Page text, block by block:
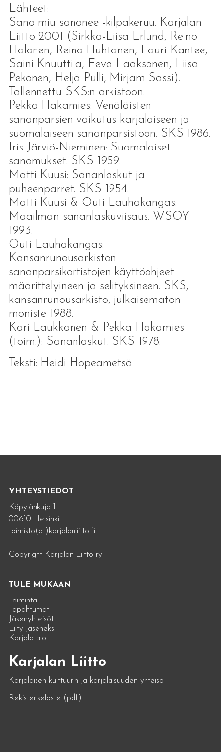
Lähteet:
Sano miu sanonee -kilpakeruu. Karjalan
Liitto 2001 (Sirkka-Liisa Erlund, Reino
Halonen, Reino Huhtanen, Lauri Kantee,
Saini Knuuttila, Eeva Laaksonen, Liisa
Pekonen, Heljä Pulli, Mirjam Sassi).
Tallennettu SKS:n arkistoon.
Pekka Hakamies: Venäläisten
sananparsien vaikutus karjalaiseen ja
suomalaiseen sananparsistoon. SKS 1986.
Iris Järviö-Nieminen: Suomalaiset
sanomukset. SKS 1959.
Matti Kuusi: Sananlaskut ja
puheenparret. SKS 1954.
Matti Kuusi & Outi Lauhakangas:
Maailman sananlaskuviisaus. WSOY
1993.
Outi Lauhakangas:
Kansanrunousarkiston
sananparsikortistojen käyttöohjeet
määrittelyineen ja selityksineen. SKS,
kansanrunousarkisto, julkaisematon
moniste 1988.
Kari Laukkanen & Pekka Hakamies
(toim.): Sananlaskut. SKS 1978.
Teksti: Heidi Hopeametsä
YHTEYSTIEDOT
Käpylänkuja 1
00610 Helsinki
toimisto(at)karjalanliitto.fi
Copyright Karjalan Liitto ry
TULE MUKAAN
Toiminta
Tapahtumat
Jäsenyhteisöt
Liity jäseneksi
Karjalatalo
Karjalan Liitto
Karjalaisen kulttuurin ja karjalaisuuden yhteisö
Rekisteriseloste (pdf)